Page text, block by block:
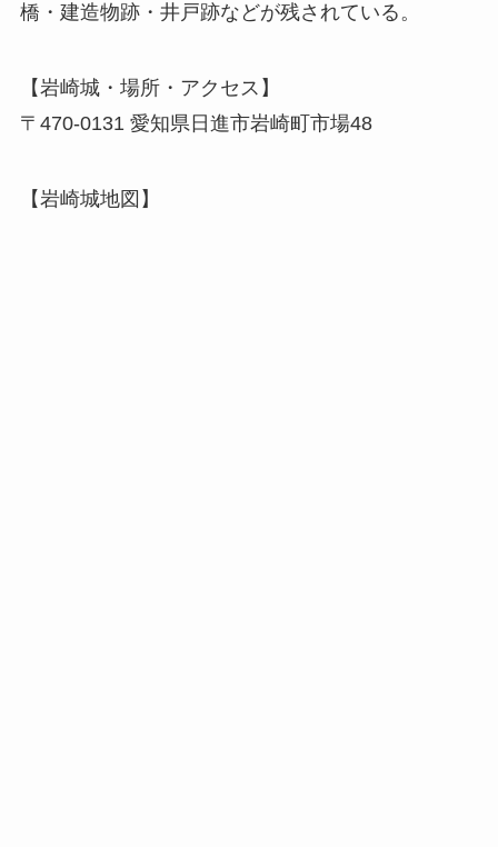
橋・建造物跡・井戸跡などが残されている。
【岩崎城・場所・アクセス】
〒470-0131 愛知県日進市岩崎町市場48
【岩崎城地図】